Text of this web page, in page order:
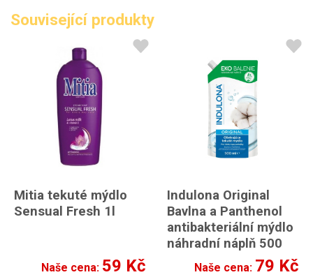
Související produkty
Mitia tekuté mýdlo
Sensual Fresh 1l
Naše cena: 59 Kč
Indulona Original
Bavlna a Panthenol
antibakteriální mýdlo
náhradní náplň 500
Naše cena: 79 Kč